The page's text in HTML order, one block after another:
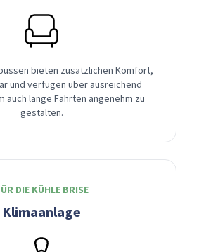
bieten zusätzlichen Komfort,
und verfügen über ausreichend
auch lange Fahrten angenehm zu
gestalten.
DIE KÜHLE BRISE
Klimaanlage